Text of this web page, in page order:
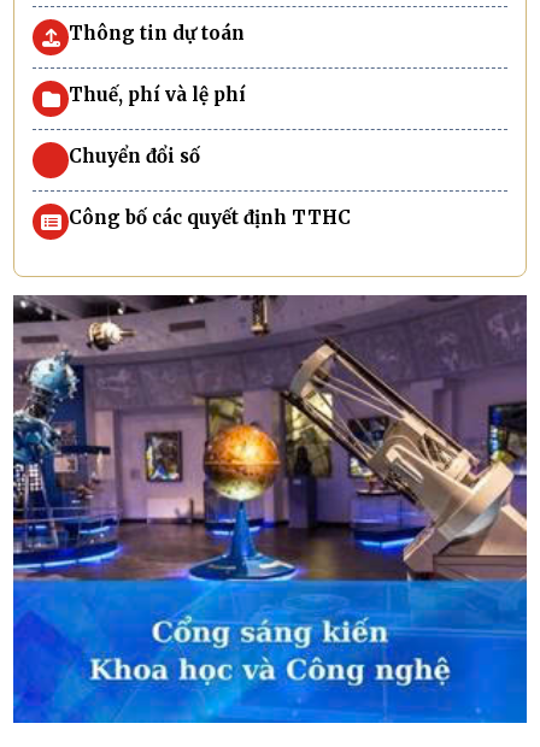
Thông tin dự toán
Thuế, phí và lệ phí
Chuyển đổi số
Công bố các quyết định TTHC